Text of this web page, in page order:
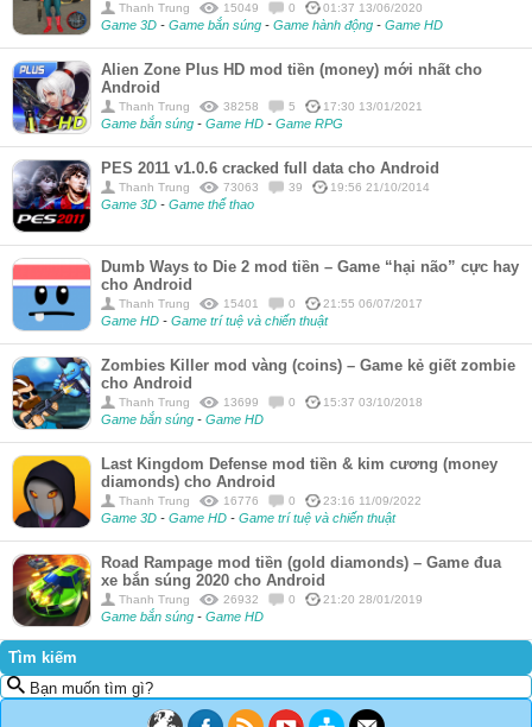
Thanh Trung 15049 0 01:37 13/06/2020
Game 3D - Game bắn súng - Game hành động - Game HD
Alien Zone Plus HD mod tiền (money) mới nhất cho
Android
Thanh Trung 38258 5 17:30 13/01/2021
Game bắn súng - Game HD - Game RPG
PES 2011 v1.0.6 cracked full data cho Android
Thanh Trung 73063 39 19:56 21/10/2014
Game 3D - Game thể thao
Dumb Ways to Die 2 mod tiền – Game “hại não” cực hay
cho Android
Thanh Trung 15401 0 21:55 06/07/2017
Game HD - Game trí tuệ và chiến thuật
Zombies Killer mod vàng (coins) – Game kẻ giết zombie
cho Android
Thanh Trung 13699 0 15:37 03/10/2018
Game bắn súng - Game HD
Last Kingdom Defense mod tiền & kim cương (money
diamonds) cho Android
Thanh Trung 16776 0 23:16 11/09/2022
Game 3D - Game HD - Game trí tuệ và chiến thuật
Road Rampage mod tiền (gold diamonds) – Game đua
xe bắn súng 2020 cho Android
Thanh Trung 26932 0 21:20 28/01/2019
Game bắn súng - Game HD
Tìm kiếm
Bạn muốn tìm gì?